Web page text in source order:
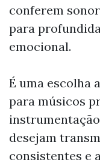
conferem
para
emocional.
É uma escolha
para músicos
desejam
consistentes e